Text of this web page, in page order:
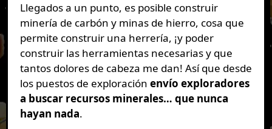
Llegados a un punto, es posible construir
minería de carbón y minas de hierro, cosa que
permite construir una herrería, ¡y poder
construir las herramientas necesarias y que
tantos dolores de cabeza me dan! Así que desde
los puestos de exploración envío exploradores
a buscar recursos minerales… que nunca
hayan nada.